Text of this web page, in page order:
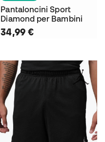
Pantaloncini Sport
Diamond per Bambini
34,99 €